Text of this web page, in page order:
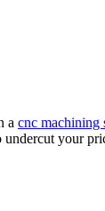
a cnc machining
your